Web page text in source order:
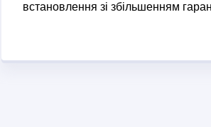
встановлення зі збільшенням